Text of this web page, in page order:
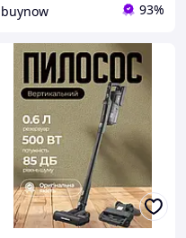
buynow 93%